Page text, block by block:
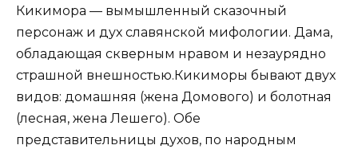
Кикимора — вымышленный сказочный
персонаж и дух славянской мифологии. Дама,
обладающая скверным нравом и незаурядно
страшной внешностью.Кикиморы бывают двух
видов: домашняя (жена Домового) и болотная
(лесная, жена Лешего). Обе
представительницы духов, по народным